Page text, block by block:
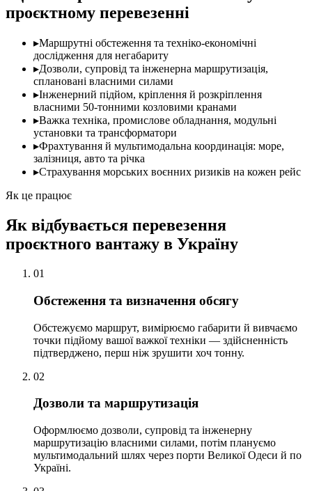
проєктному перевезенні
▸Маршрутні обстеження та техніко-економічні
дослідження для негабариту
▸Дозволи, супровід та інженерна маршрутизація,
сплановані власними силами
▸Інженерний підйом, кріплення й розкріплення
власними 50-тонними козловими кранами
▸Важка техніка, промислове обладнання, модульні
установки та трансформатори
▸Фрахтування й мультимодальна координація: море,
залізниця, авто та річка
▸Страхування морських воєнних ризиків на кожен рейс
Як це працює
Як відбувається перевезення
проєктного вантажу в Україну
01
Обстеження та визначення обсягу
Обстежуємо маршрут, вимірюємо габарити й вивчаємо
точки підйому вашої важкої техніки — здійсненність
підтверджено, перш ніж зрушити хоч тонну.
02
Дозволи та маршрутизація
Оформлюємо дозволи, супровід та інженерну
маршрутизацію власними силами, потім плануємо
мультимодальний шлях через порти Великої Одеси й по
Україні.